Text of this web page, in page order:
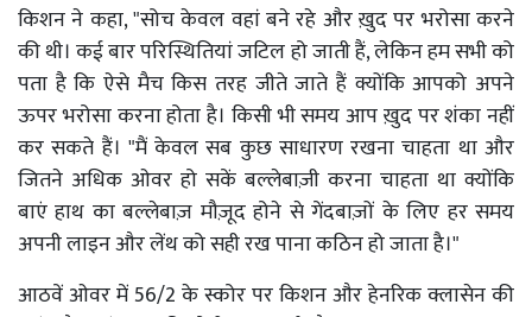
किशन ने कहा, "सोच केवल वहां बने रहे और ख़ुद पर भरोसा करने
की थी। कई बार परिस्थितियां जटिल हो जाती हैं, लेकिन हम सभी को
पता है कि ऐसे मैच किस तरह जीते जाते हैं क्योंकि आपको अपने
ऊपर भरोसा करना होता है। किसी भी समय आप ख़ुद पर शंका नहीं
कर सकते हैं। "मैं केवल सब कुछ साधारण रखना चाहता था और
जितने अधिक ओवर हो सकें बल्लेबाज़ी करना चाहता था क्योंकि
बाएं हाथ का बल्लेबाज़ मौज़ूद होने से गेंदबाज़ों के लिए हर समय
अपनी लाइन और लेंथ को सही रख पाना कठिन हो जाता है।"
आठवें ओवर में 56/2 के स्कोर पर किशन और हेनरिक क्लासेन की